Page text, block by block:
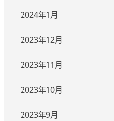
2024年1月
2023年12月
2023年11月
2023年10月
2023年9月